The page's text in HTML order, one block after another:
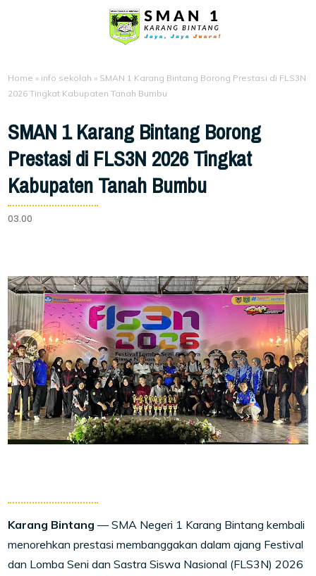
Home » info sekolah » SMAN 1 Karang Bintang Borong Prestasi di FLS3N
2026 Tingkat Kabupaten Tanah Bumbu
SMAN 1 Karang Bintang Borong
Prestasi di FLS3N 2026 Tingkat
Kabupaten Tanah Bumbu
03.00
Karang Bintang — SMA Negeri 1 Karang Bintang kembali
menorehkan prestasi membanggakan dalam ajang Festival
dan Lomba Seni dan Sastra Siswa Nasional (FLS3N) 2026